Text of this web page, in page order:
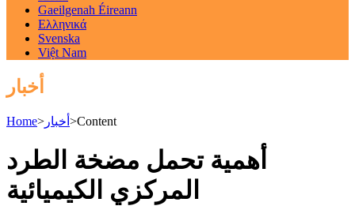
Gaeilgenah Éireann
Ελληνικά
Svenska
Việt Nam
أخبار
Home> أخبار >Content
أهمية تحمل مضخة الطرد
المركزي الكيميائية